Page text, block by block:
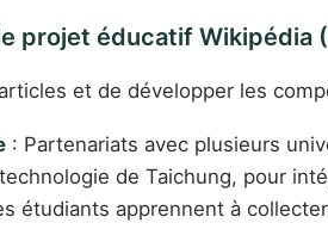
projet éducatif Wikipédia
et de développer les
: Partenariats avec plusieurs
de Taichung, pour
étudiants apprennent à